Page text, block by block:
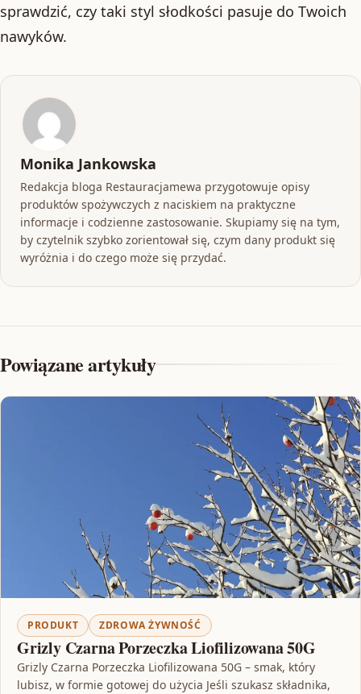
sprawdzić, czy taki styl słodkości pasuje do Twoich
nawyków.
Monika Jankowska
Redakcja bloga Restauracjamewa przygotowuje opisy
produktów spożywczych z naciskiem na praktyczne
informacje i codzienne zastosowanie. Skupiamy się na tym,
by czytelnik szybko zorientował się, czym dany produkt się
wyróżnia i do czego może się przydać.
Powiązane artykuły
PRODUKT ZDROWA ŻYWNOŚĆ
Grizly Czarna Porzeczka Liofilizowana 50G
Grizly Czarna Porzeczka Liofilizowana 50G – smak, który
lubisz, w formie gotowej do użycia Jeśli szukasz składnika,